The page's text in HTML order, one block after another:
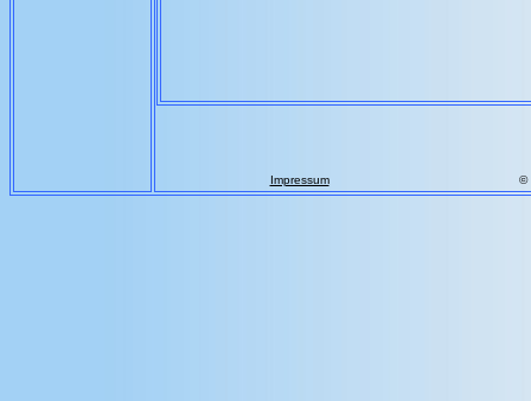
Impressum ©